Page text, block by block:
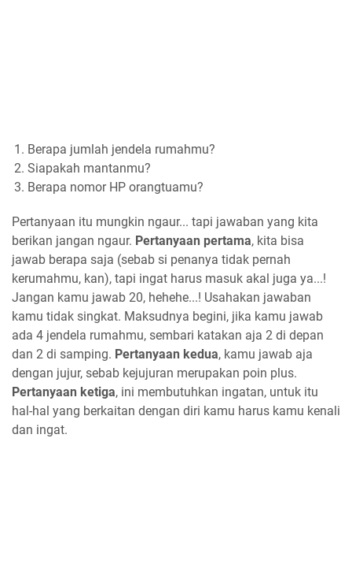
Berapa jumlah jendela rumahmu?
Siapakah mantanmu?
Berapa nomor HP orangtuamu?
Pertanyaan itu mungkin ngaur... tapi jawaban yang kita
berikan jangan ngaur. Pertanyaan pertama, kita bisa
jawab berapa saja (sebab si penanya tidak pernah
kerumahmu, kan), tapi ingat harus masuk akal juga ya...!
Jangan kamu jawab 20, hehehe...! Usahakan jawaban
kamu tidak singkat. Maksudnya begini, jika kamu jawab
ada 4 jendela rumahmu, sembari katakan aja 2 di depan
dan 2 di samping. Pertanyaan kedua, kamu jawab aja
dengan jujur, sebab kejujuran merupakan poin plus.
Pertanyaan ketiga, ini membutuhkan ingatan, untuk itu
hal-hal yang berkaitan dengan diri kamu harus kamu kenali
dan ingat.